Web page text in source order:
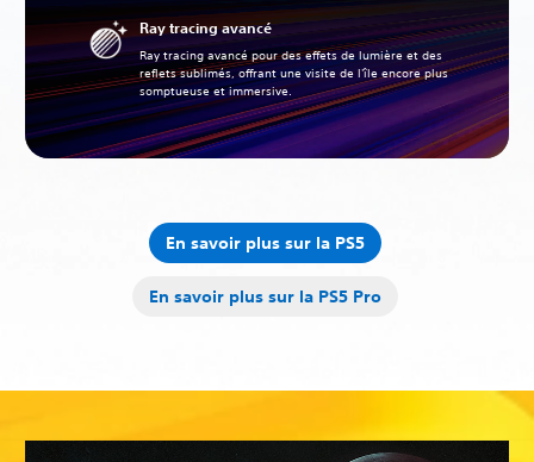
Ray tracing avancé
Ray tracing avancé pour des effets de lumière et des
reflets sublimés, offrant une visite de l'île encore plus
somptueuse et immersive.
En savoir plus sur la PS5
En savoir plus sur la PS5 Pro